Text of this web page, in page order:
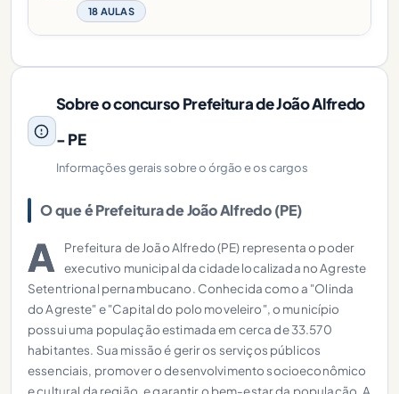
18 AULAS
Sobre o concurso Prefeitura de João Alfredo
- PE
Informações gerais sobre o órgão e os cargos
O que é Prefeitura de João Alfredo (PE)
A
Prefeitura de João Alfredo (PE) representa o poder
executivo municipal da cidade localizada no Agreste
Setentrional pernambucano. Conhecida como a "Olinda
do Agreste" e "Capital do polo moveleiro", o município
possui uma população estimada em cerca de 33.570
habitantes. Sua missão é gerir os serviços públicos
essenciais, promover o desenvolvimento socioeconômico
e cultural da região, e garantir o bem-estar da população. A